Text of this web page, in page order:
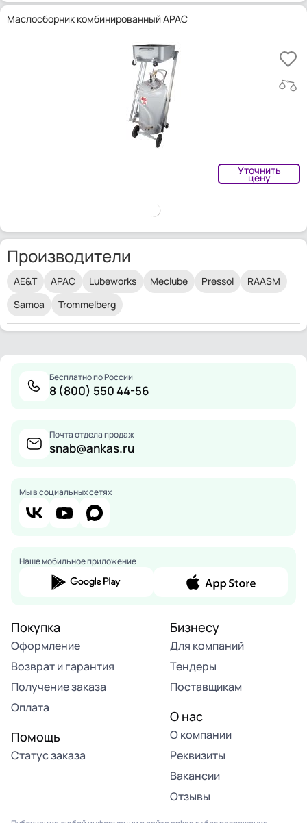
Маслосборник комбинированный APAC
Уточнить
цену
Производители
AE&T APAC Lubeworks Meclube Pressol
RAASM
Samoa
Trommelberg
Бесплатно по России
8 (800) 550 44-56
Почта отдела продаж
snab@ankas.ru
Мы в социальных сетях
Наше мобильное приложение
Покупка
Оформление
Возврат и гарантия
Получение заказа
Оплата
Помощь
Статус заказа
Бизнесу
Для компаний
Тендеры
Поставщикам
О нас
О компании
Реквизиты
Вакансии
Отзывы